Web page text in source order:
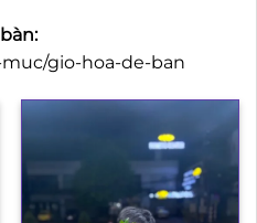
gio-hoa-de-ban